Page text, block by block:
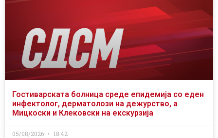
Гостиварската болница среде епидемија со еден
инфектолог, дерматолози на дежурство, а
Мицкоски и Клековски на екскурзија
05/08/2026 18:42